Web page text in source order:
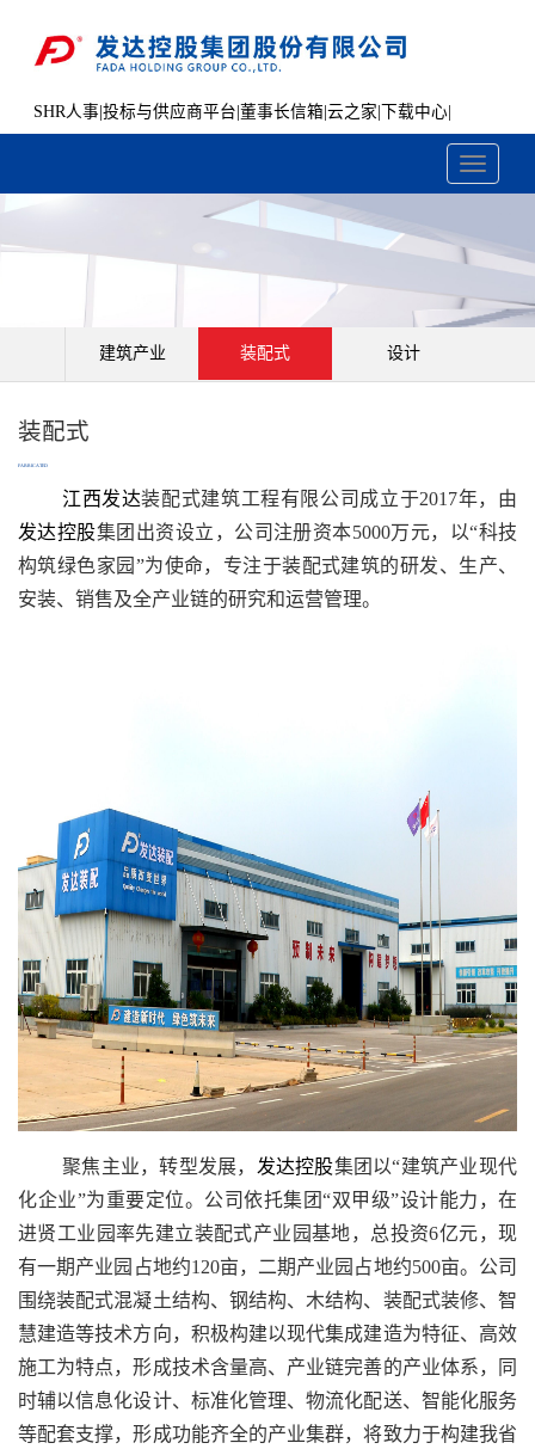
SHR人事 投标与供应商平台 董事长信箱 云之家 下载中心
Toggle
建筑产业 装配式 设计
装配式
FABRICATED
江西发达装配式建筑工程有限公司成立于2017年，由
发达控股集团出资设立，公司注册资本5000万元，以“科技
构筑绿色家园”为使命，专注于装配式建筑的研发、生产、
安装、销售及全产业链的研究和运营管理。
聚焦主业，转型发展， 发达控股集团以“建筑产业现代
化企业”为重要定位。公司依托集团“双甲级”设计能力，在
进贤工业园率先建立装配式产业园基地，总投资6亿元，现
有一期产业园占地约120亩，二期产业园占地约500亩。公司
围绕装配式混凝土结构、钢结构、木结构、装配式装修、智
慧建造等技术方向，积极构建以现代集成建造为特征、高效
施工为特点，形成技术含量高、产业链完善的产业体系，同
时辅以信息化设计、标准化管理、物流化配送、智能化服务
等配套支撑，形成功能齐全的产业集群，将致力于构建我省